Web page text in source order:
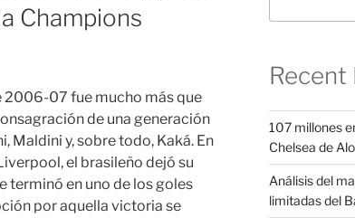
Champions
2006-07 fue mucho más que
de una generación
Maldini y, sobre todo, Kaká. En
el brasileño dejó su
terminó en uno de los goles
por aquella victoria se
Recent
107 millones
Chelsea de
Análisis del
limitadas del